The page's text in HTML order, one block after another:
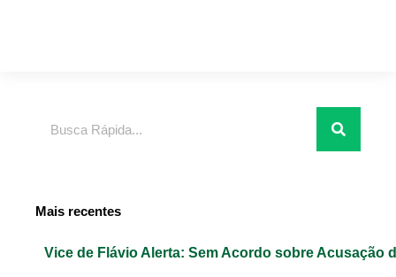
Mais recentes
Vice de Flávio Alerta: Sem Acordo sobre Acusação